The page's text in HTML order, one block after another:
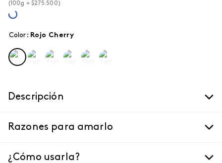
(100g = $275.500)
Color : rojo cherry
Descripción
Razones para amarlo
¿Cómo usarla?